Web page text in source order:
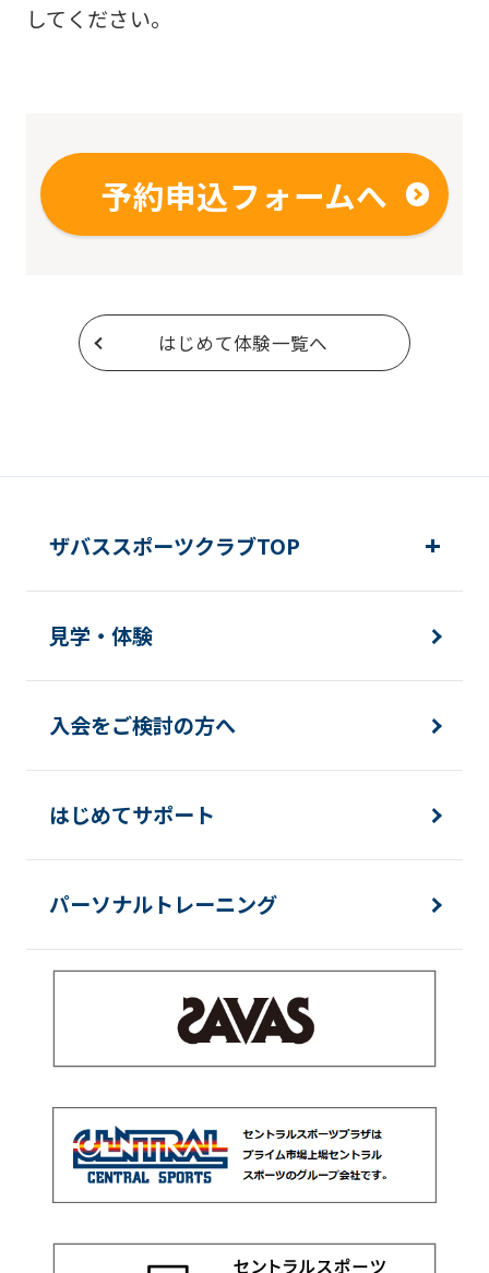
してください。
予約申込フォームへ
はじめて体験一覧へ
ザバススポーツクラブTOP
見学・体験
入会をご検討の方へ
はじめてサポート
パーソナルトレーニング